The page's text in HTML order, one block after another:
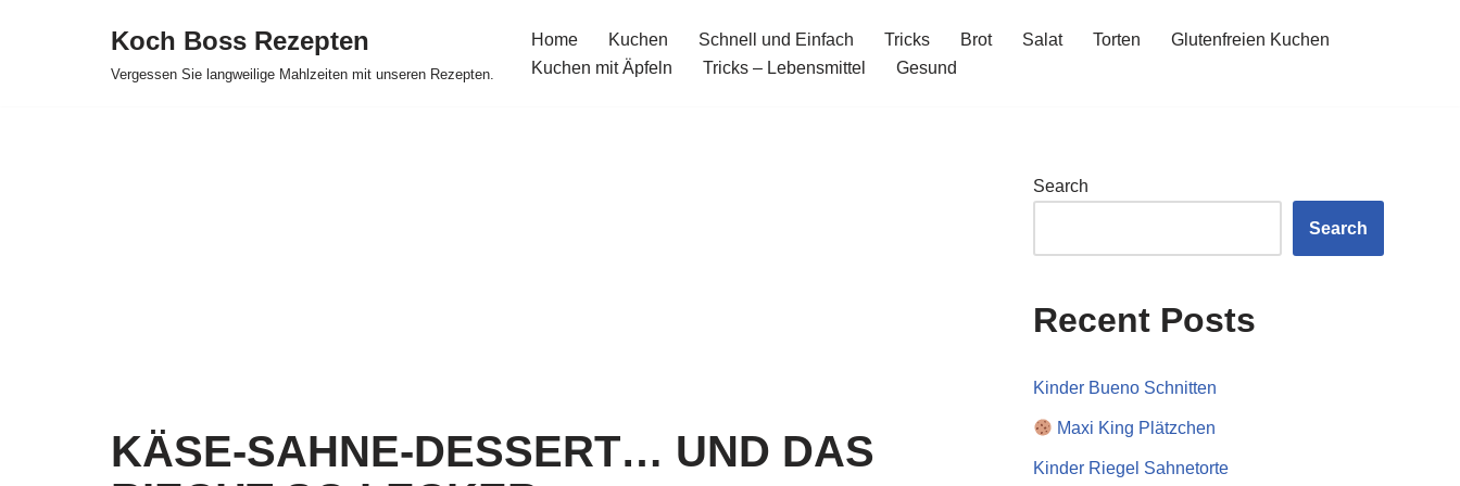
Koch Boss Rezepten
Vergessen Sie langweilige Mahlzeiten mit unseren Rezepten.
Home Kuchen Schnell und Einfach Tricks Brot Salat Torten
Glutenfreien Kuchen
Kuchen mit Äpfeln
Tricks – Lebensmittel Gesund
KÄSE-SAHNE-DESSERT… UND DAS
Search
Search
Recent Posts
Kinder Bueno Schnitten
Maxi King Plätzchen
Kinder Riegel Sahnetorte